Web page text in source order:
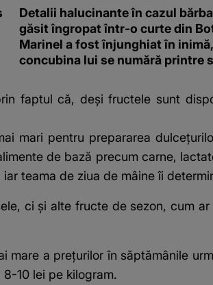
Detalii halucinante în cazul
găsit îngropat într-o curte din
Marinel a fost înjunghiat în
concubina lui se numără printre
faptul că, deși fructele sunt
mari pentru prepararea
de bază precum carne,
teama de ziua de mâine îi
ci și alte fructe de sezon, cum
mare a prețurilor în săptămânile
10 lei pe kilogram.